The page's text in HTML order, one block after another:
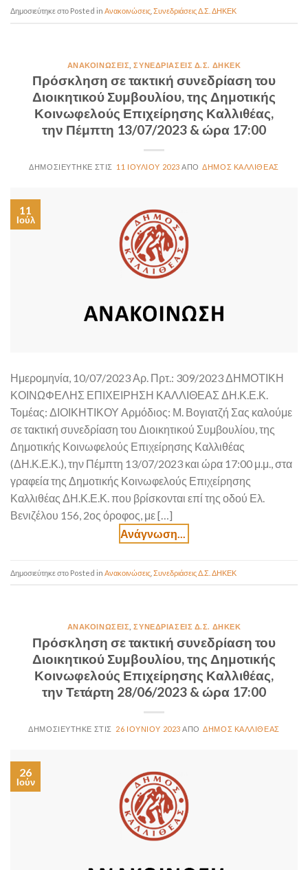
Posted in Ανακοινώσεις Συνεδριάσεις Δ.Σ. ΔΗΚΕΚ
ΑΝΑΚΟΙΝΏΣΕΙΣ ,ΣΥΝΕΔΡΙΆΣΕΙΣ Δ.Σ. ΔΗΚΕΚ
Πρόσκληση σε τακτική συνεδρίαση του
Διοικητικού Συμβουλίου, της Δημοτικής
Κοινωφελούς Επιχείρησης Καλλιθέας,
την Πέμπτη 13/07/2023 & ώρα 17:00
11 ΙΟΥΛΊΟΥ 2023 ΔΉΜΟΣ ΚΑΛΛΙΘΈΑΣ
11
Ιούλ
Ημερομηνία, 10/07/2023 Αρ. Πρτ.: 309/2023 ΔΗΜΟΤΙΚΗ
ΚΟΙΝΩΦΕΛΗΣ ΕΠΙΧΕΙΡΗΣΗ ΚΑΛΛΙΘΕΑΣ ΔΗ.Κ.Ε.Κ.
Τομέας: ΔΙΟΙΚΗΤΙΚΟΥ Αρμόδιος: Μ. Βογιατζή Σας καλούμε
σε τακτική συνεδρίαση του Διοικητικού Συμβουλίου, της
Δημοτικής Κοινωφελούς Επιχείρησης Καλλιθέας
(ΔΗ.Κ.Ε.Κ.), την Πέμπτη 13/07/2023 και ώρα 17:00 μ.μ., στα
γραφεία της Δημοτικής Κοινωφελούς Επιχείρησης
Καλλιθέας ΔΗ.Κ.Ε.Κ. που βρίσκονται επί της οδού Ελ.
Βενιζέλου 156, 2ος όροφος, με […]
Posted in Ανακοινώσεις Συνεδριάσεις Δ.Σ. ΔΗΚΕΚ
ΑΝΑΚΟΙΝΏΣΕΙΣ ,ΣΥΝΕΔΡΙΆΣΕΙΣ Δ.Σ. ΔΗΚΕΚ
Πρόσκληση σε τακτική συνεδρίαση του
Διοικητικού Συμβουλίου, της Δημοτικής
Κοινωφελούς Επιχείρησης Καλλιθέας,
την Τετάρτη 28/06/2023 & ώρα 17:00
26 ΙΟΥΝΊΟΥ 2023 ΔΉΜΟΣ ΚΑΛΛΙΘΈΑΣ
26
Ιούν